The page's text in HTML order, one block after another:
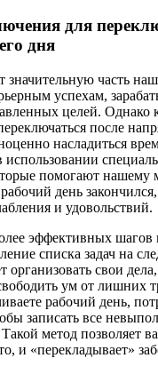
для
дня
значительную часть
успехам,
целей. Однако
после
насладиться
использовании
помогают нашему
день
и удовольствий.
эффективных шагов
списка задач на
организовать свои
ум от лишних
рабочий день,
записать все
метод позволяет
и «перекладывает»